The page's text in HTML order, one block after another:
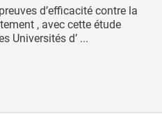
d’efficacité contre la
, avec cette étude
Universités d’ ...